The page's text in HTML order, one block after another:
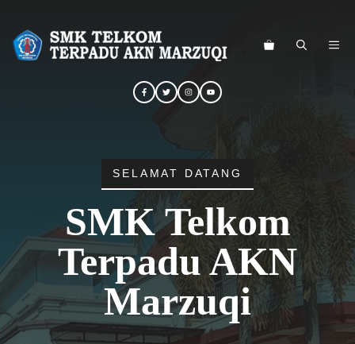
SELAMAT DATANG
SMK Telkom
Terpadu AKN
Marzuqi